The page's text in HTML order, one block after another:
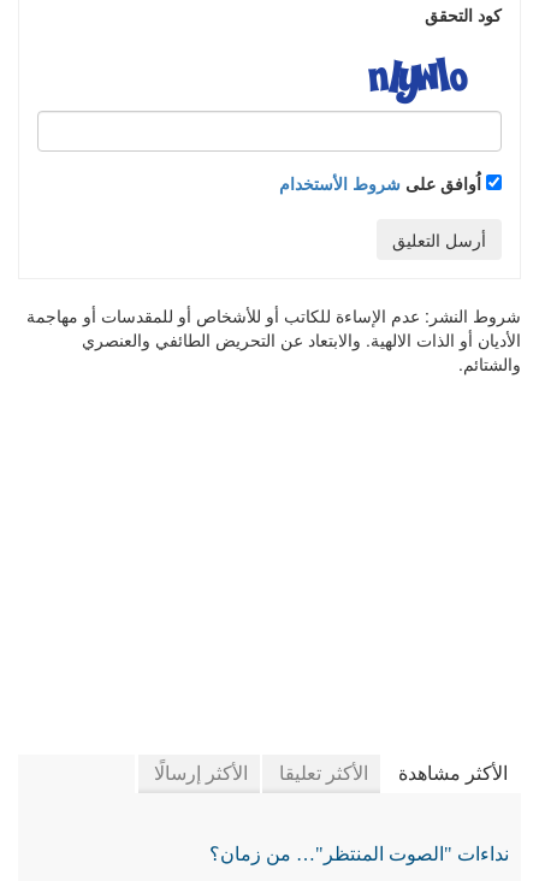
كود التحقق
اُوافق على شروط الأستخدام
أرسل التعليق
شروط النشر: عدم الإساءة للكاتب أو للأشخاص أو للمقدسات أو مهاجمة
الأديان أو الذات الالهية. والابتعاد عن التحريض الطائفي والعنصري
والشتائم.
الأكثر مشاهدة الأكثر تعليقا الأكثر إرسالًا
نداءات "الصوت المنتظر"… من زمان؟